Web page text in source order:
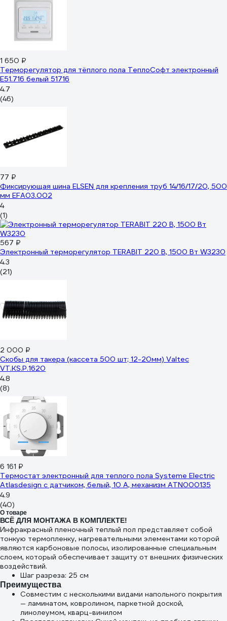
1 650 ₽
Терморегулятор для тёплого пола ТеплоСофт электронный
E51.716 белый 51716
4.7
(46)
77 ₽
Фиксирующая шина ELSEN для крепления труб 14/16/17/20, 500
мм EFA03.002
4
(1)
567 ₽
Электронный терморегулятор TERABIT 220 В, 1500 Вт W3230
4.3
(21)
2 000 ₽
Скобы для такера (кассета 500 шт; 12-20мм) Valtec
VT.KS.P.1620
4.8
(8)
6 161 ₽
Термостат электронный для теплого пола Systeme Electric
Atlasdesign с датчиком, белый, 10 А, механизм ATN000135
4.9
(40)
О товаре
ВСЁ ДЛЯ МОНТАЖА В КОМПЛЕКТЕ!
Инфракрасный пленочный теплый пол представляет собой
тонкую термопленку, нагревательными элементами которой
являются карбоновые полосы, изолированные специальным
слоем, который обеспечивает защиту от внешних физических
воздействий.
Шаг разреза: 25 см
Преимущества
Совместим с несколькими видами напольного покрытия
— ламинатом, ковролином, паркетной доской,
линолеумом, кварц-винилом